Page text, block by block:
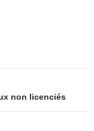
non licenciés